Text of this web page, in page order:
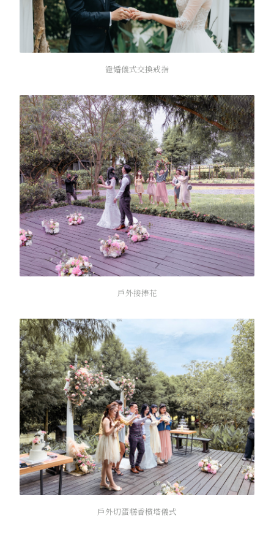
證婚儀式交換戒指
戶外接捧花
戶外切蛋糕香檳塔儀式